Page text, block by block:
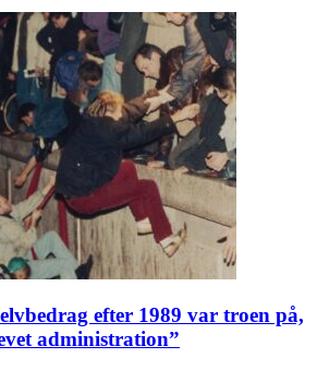
efter 1989 var troen på,
administration”